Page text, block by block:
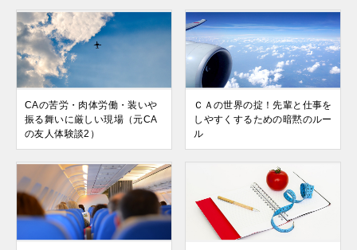
CAの苦労・肉体労働・装いや
振る舞いに厳しい現場（元CA
の友人体験談2）
ＣＡの世界の掟！先輩と仕事を
しやすくするための暗黙のルー
ル